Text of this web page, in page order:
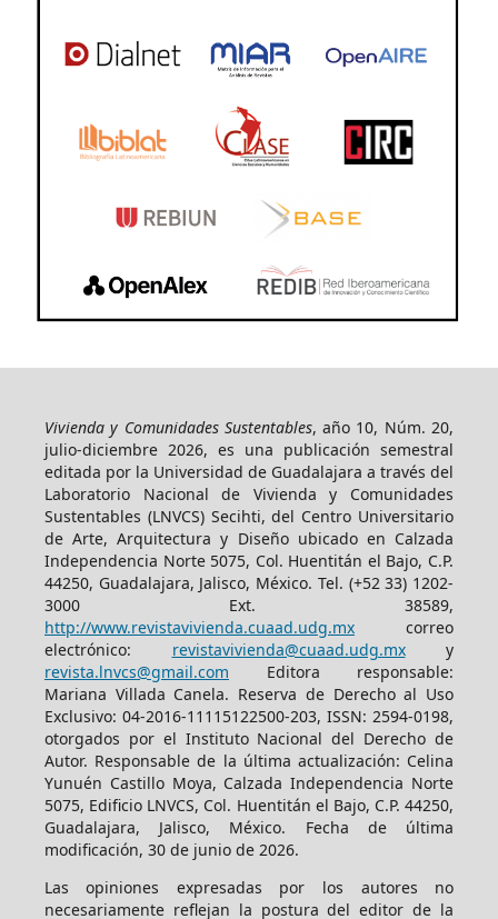
Vivienda y Comunidades Sustentables, año 10, Núm. 20,
julio-diciembre 2026, es una publicación semestral
editada por la Universidad de Guadalajara a través del
Laboratorio Nacional de Vivienda y Comunidades
Sustentables (LNVCS) Secihti, del Centro Universitario
de Arte, Arquitectura y Diseño ubicado en Calzada
Independencia Norte 5075, Col. Huentitán el Bajo, C.P.
44250, Guadalajara, Jalisco, México. Tel. (+52 33) 1202-
3000 Ext. 38589,
http://www.revistavivienda.cuaad.udg.mxcorreo
electrónico: revistavivienda@cuaad.udg.mxy
revista.lnvcs@gmail.com Editora responsable:
Mariana Villada Canela. Reserva de Derecho al Uso
Exclusivo: 04-2016-11115122500-203, ISSN: 2594-0198,
otorgados por el Instituto Nacional del Derecho de
Autor. Responsable de la última actualización: Celina
Yunuén Castillo Moya, Calzada Independencia Norte
5075, Edificio LNVCS, Col. Huentitán el Bajo, C.P. 44250,
Guadalajara, Jalisco, México. Fecha de última
modificación, 30 de junio de 2026.
Las opiniones expresadas por los autores no
necesariamente reflejan la postura del editor de la